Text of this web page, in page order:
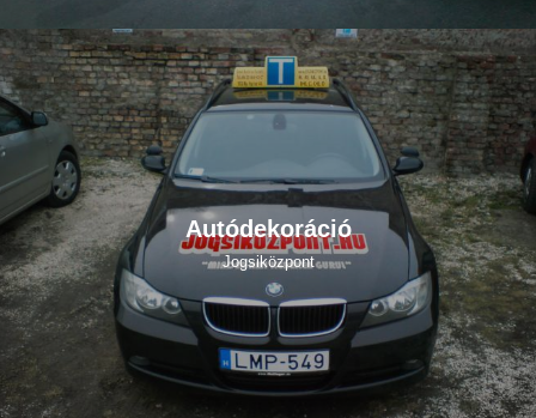
Autódekoráció
Jogsiközpont